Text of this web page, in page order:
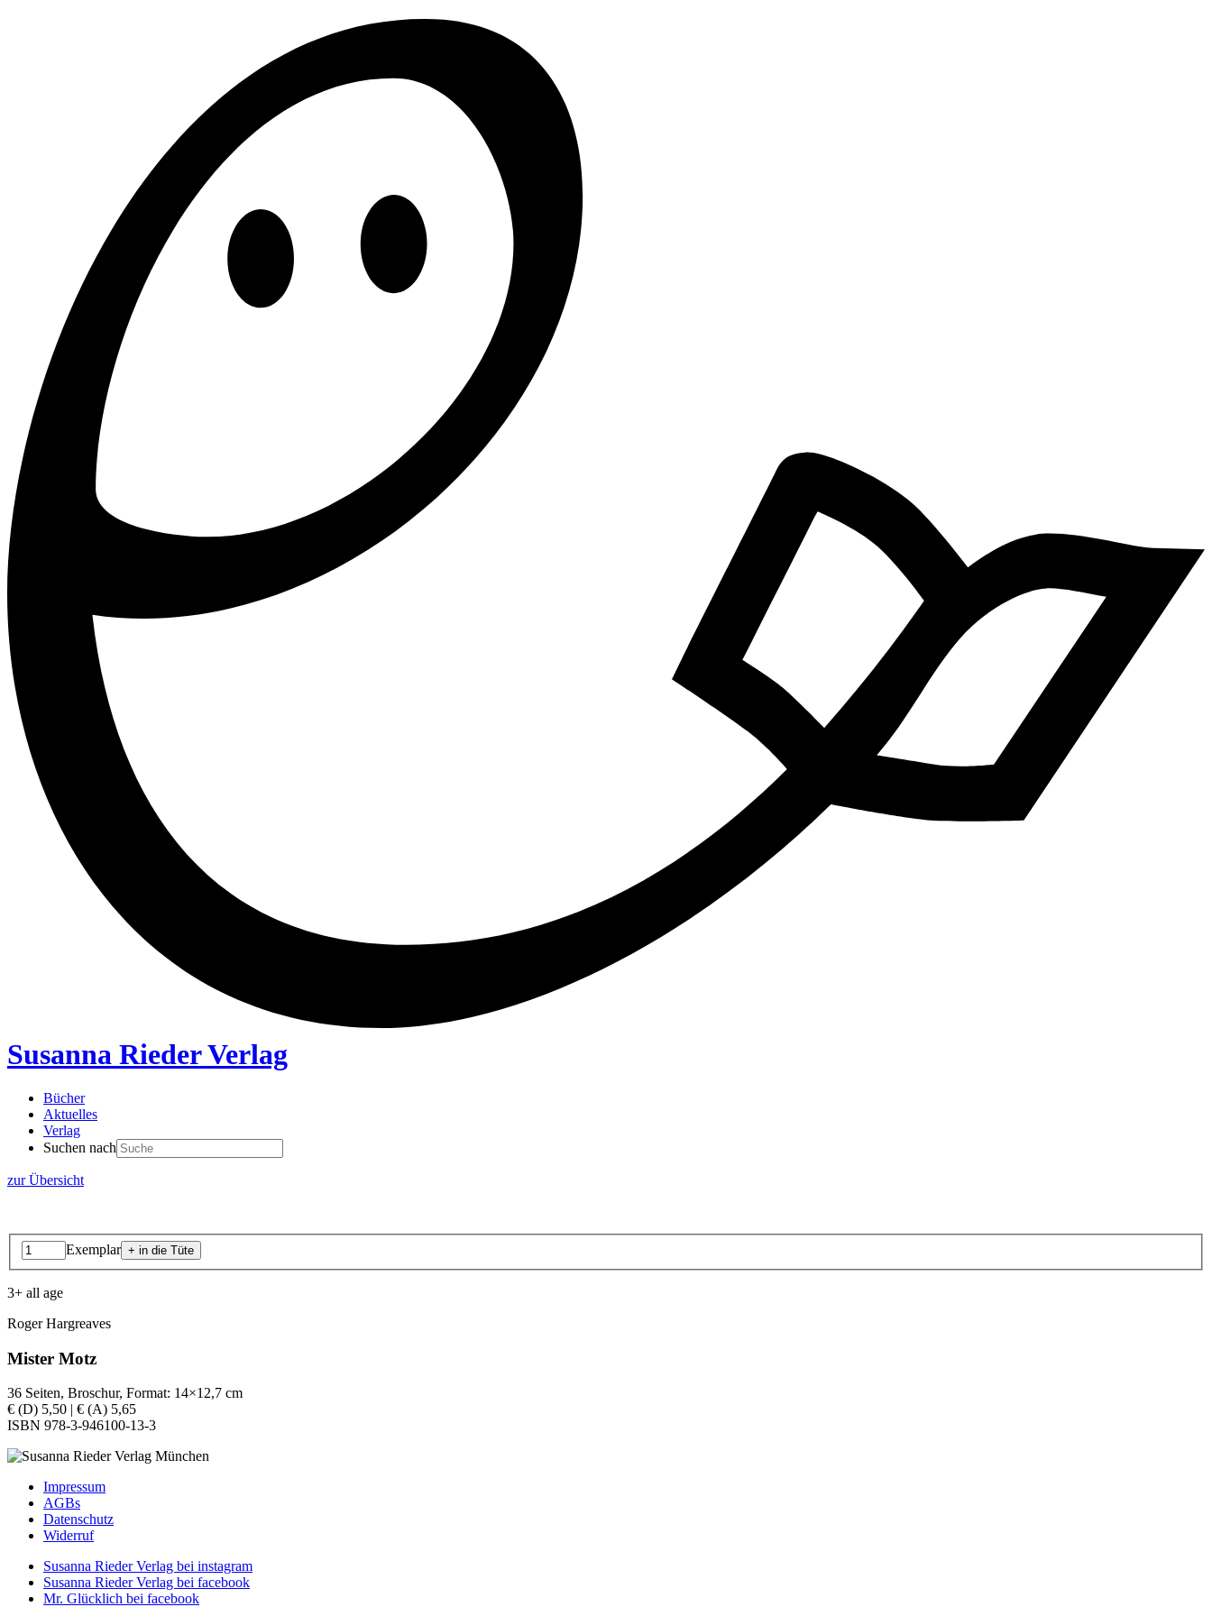
Susanna Rieder Verlag
Bücher
Aktuelles
Verlag
Suchen nach
zur Übersicht
Exemplar
3+ all age
Roger Hargreaves
Mister Motz
36 Seiten, Broschur, Format: 14×12,7 cm
€ (D) 5,50 | € (A) 5,65
ISBN 978-3-946100-13-3
Impressum
AGBs
Datenschutz
Widerruf
Susanna Rieder Verlag bei instagram
Susanna Rieder Verlag bei facebook
Mr. Glücklich bei facebook